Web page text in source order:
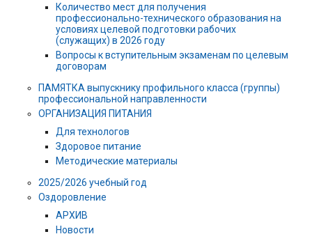
Количество мест для получения
профессионально-технического образования на
условиях целевой подготовки рабочих
(служащих) в 2026 году
Вопросы к вступительным экзаменам по целевым
договорам
ПАМЯТКА выпускнику профильного класса (группы)
профессиональной направленности
ОРГАНИЗАЦИЯ ПИТАНИЯ
Для технологов
Здоровое питание
Методические материалы
2025/2026 учебный год
Оздоровление
АРХИВ
Новости